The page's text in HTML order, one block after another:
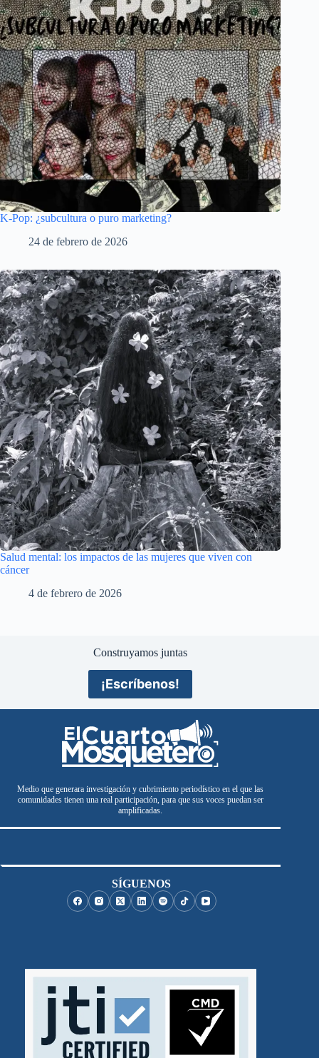
K-Pop: ¿subcultura o puro marketing?
24 de febrero de 2026
Salud mental: los impactos de las mujeres que viven con
cáncer
4 de febrero de 2026
Construyamos juntas
¡Escríbenos!
Medio que generara investigación y cubrimiento periodístico en el que las
comunidades tienen una real participación, para que sus voces puedan ser
amplificadas.
SÍGUENOS